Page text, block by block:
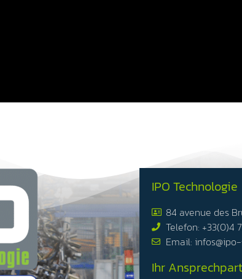
IPO Technologie
84 avenue des
Telefon: +33(0)4
Email:
Ihr